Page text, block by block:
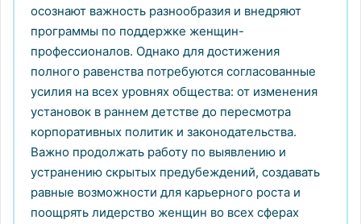
осознают важность разнообразия и внедряют
программы по поддержке женщин-
профессионалов. Однако для достижения
полного равенства потребуются согласованные
усилия на всех уровнях общества: от изменения
установок в раннем детстве до пересмотра
корпоративных политик и законодательства.
Важно продолжать работу по выявлению и
устранению скрытых предубеждений, создавать
равные возможности для карьерного роста и
поощрять лидерство женщин во всех сферах